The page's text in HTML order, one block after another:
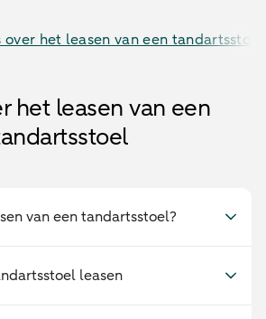
over het leasen van een tandartsstoel
het leasen van een
van een tandartsstoel?
leasen